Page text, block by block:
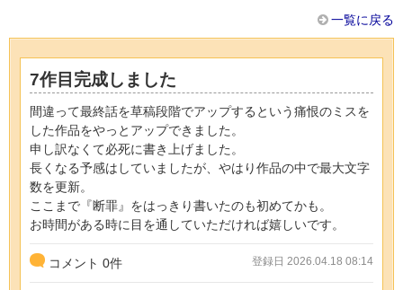
一覧に戻る
7作目完成しました
間違って最終話を草稿段階でアップするという痛恨のミスを
した作品をやっとアップできました。
申し訳なくて必死に書き上げました。
長くなる予感はしていましたが、やはり作品の中で最大文字
数を更新。
ここまで『断罪』をはっきり書いたのも初めてかも。
お時間がある時に目を通していただければ嬉しいです。
コメント 0件 登録日 2026.04.18 08:14